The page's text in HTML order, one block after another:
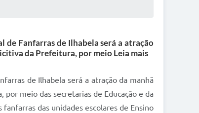
de Fanfarras de Ilhabela será a atração
da Prefeitura, por meio Leia mais
de Ilhabela será a atração da manhã
meio das secretarias de Educação e da
das unidades escolares de Ensino